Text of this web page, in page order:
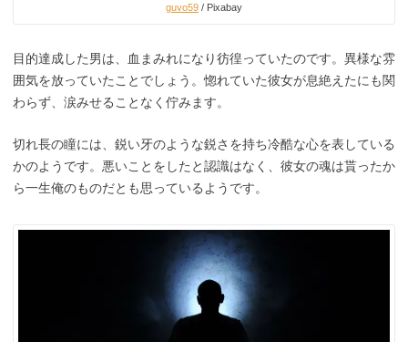
guvo59 / Pixabay
目的達成した男は、血まみれになり彷徨っていたのです。異様な雰
囲気を放っていたことでしょう。惚れていた彼女が息絶えたにも関
わらず、涙みせることなく佇みます。
切れ長の瞳には、鋭い牙のような鋭さを持ち冷酷な心を表している
かのようです。悪いことをしたと認識はなく、彼女の魂は貰ったか
ら一生俺のものだとも思っているようです。